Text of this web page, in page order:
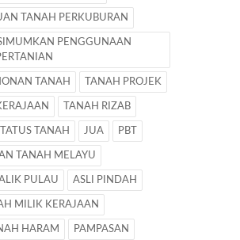
TANAH PERKUBURAN
PENGGUNAAN
TANAH TANAH PROJEK
TANAH RIZAB
TANAH JUA PBT
TANAH MELAYU
PULAU ASLI PINDAH
MILIK KERAJAAN
HARAM PAMPASAN